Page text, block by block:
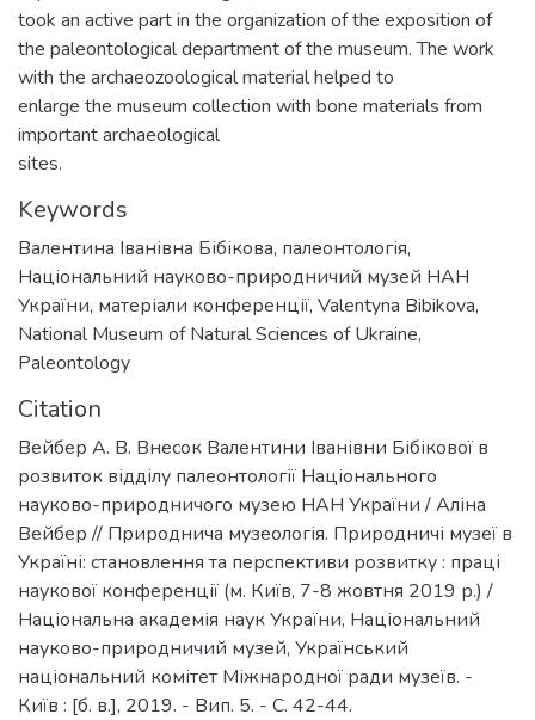
took an active part in the organization of the exposition of
the paleontological department of the museum. The work
with the archaeozoological material helped to
enlarge the museum collection with bone materials from
important archaeological
sites.
Keywords
Валентина Іванівна Бібікова, палеонтологія,
Національний науково-природничий музей НАН
України, матеріали конференції, Valentyna Bibikova,
National Museum of Natural Sciences of Ukraine,
Paleontology
Citation
Вейбер А. В. Внесок Валентини Іванівни Бібікової в
розвиток відділу палеонтології Національного
науково-природничого музею НАН України / Аліна
Вейбер // Природнича музеологія. Природничі музеї в
Україні: становлення та перспективи розвитку : праці
наукової конференції (м. Київ, 7-8 жовтня 2019 р.) /
Національна академія наук України, Національний
науково-природничий музей, Український
національний комітет Міжнародної ради музеїв. -
Київ : [б. в.], 2019. - Вип. 5. - С. 42-44.